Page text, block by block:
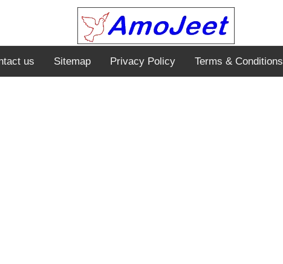
us Sitemap Privacy Policy Terms & Conditions